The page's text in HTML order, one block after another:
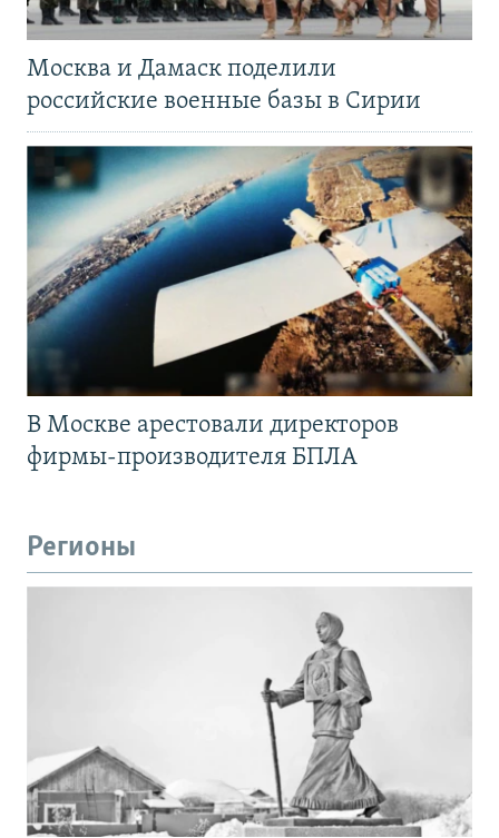
Москва и Дамаск поделили
российские военные базы в Сирии
В Москве арестовали директоров
фирмы-производителя БПЛА
Регионы